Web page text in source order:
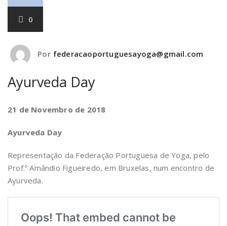
0
Por federacaoportuguesayoga@gmail.com
Ayurveda Day
21 de Novembro de 2018
Ayurveda Day
Representação da Federação Portuguesa de Yoga, pelo
Prof.º Amândio Figueiredo, em Bruxelas, num encontro de
Ayurveda.